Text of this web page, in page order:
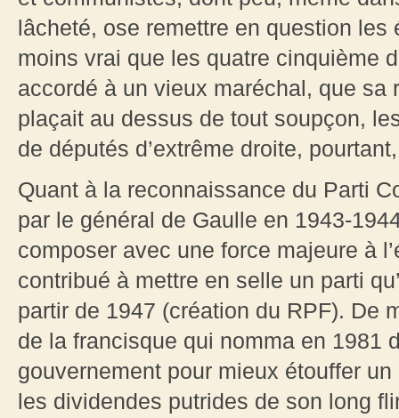
lâcheté, ose remettre en question les
moins vrai que les quatre cinquième
accordé à un vieux maréchal, que
plaçait au dessus de tout soupçon,
de députés d’extrême droite,
Quant à la reconnaissance du Parti
par le général de Gaulle en 1943-
composer avec une force majeure à
contribué à mettre en selle un parti
partir de 1947 (création du RPF). De
de la francisque qui nomma en 1981
gouvernement pour mieux étouffer
les dividendes putrides de son long